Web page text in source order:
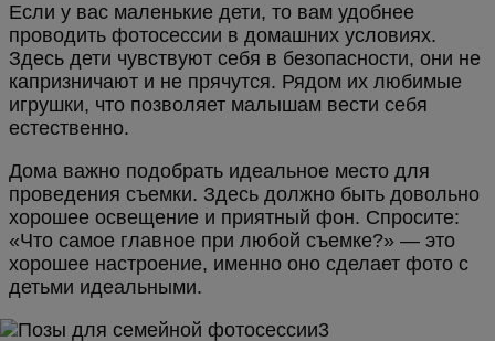
Если у вас маленькие дети, то вам удобнее
проводить фотосессии в домашних условиях.
Здесь дети чувствуют себя в безопасности, они не
капризничают и не прячутся. Рядом их любимые
игрушки, что позволяет малышам вести себя
естественно.
Дома важно подобрать идеальное место для
проведения съемки. Здесь должно быть довольно
хорошее освещение и приятный фон. Спросите:
«Что самое главное при любой съемке?» — это
хорошее настроение, именно оно сделает фото с
детьми идеальными.